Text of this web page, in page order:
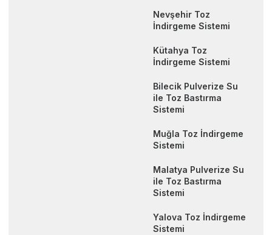
Nevşehir Toz
İndirgeme Sistemi
Kütahya Toz
İndirgeme Sistemi
Bilecik Pulverize Su
ile Toz Bastırma
Sistemi
Muğla Toz İndirgeme
Sistemi
Malatya Pulverize Su
ile Toz Bastırma
Sistemi
Yalova Toz İndirgeme
Sistemi